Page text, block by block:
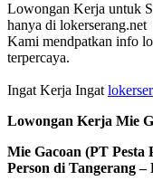
Lowongan Kerja untuk
hanya di lokerserang.net
Kami mendpatkan info
terpercaya.
Ingat Kerja Ingat
Lowongan Kerja Mie
Mie Gacoan (PT
Person di Tangerang –